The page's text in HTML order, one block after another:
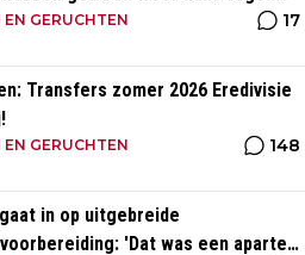
GERUCHTEN 17
Transfers zomer 2026 Eredivisie
GERUCHTEN 148
in op uitgebreide
'Dat was een aparte